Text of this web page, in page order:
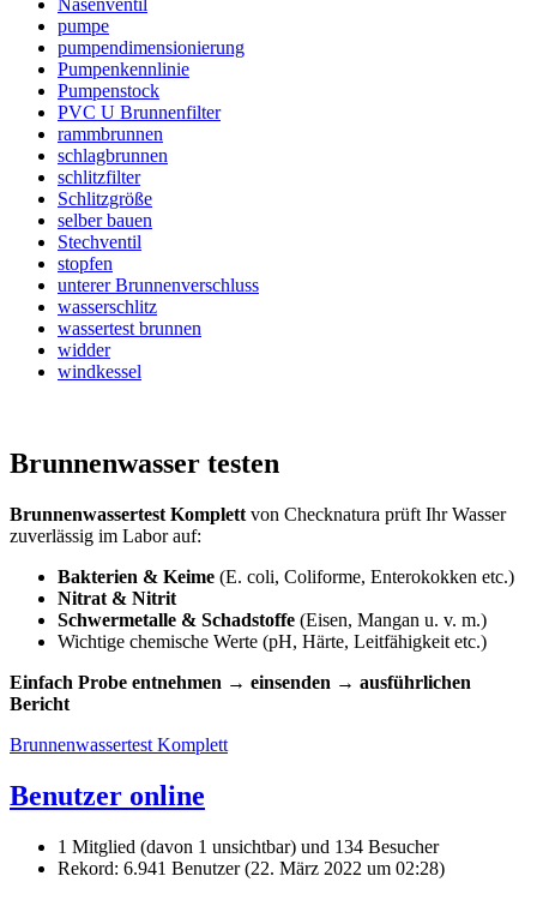
Nasenventil
pumpe
pumpendimensionierung
Pumpenkennlinie
Pumpenstock
PVC U Brunnenfilter
rammbrunnen
schlagbrunnen
schlitzfilter
Schlitzgröße
selber bauen
Stechventil
stopfen
unterer Brunnenverschluss
wasserschlitz
wassertest brunnen
widder
windkessel
Brunnenwasser testen
Brunnenwassertest Komplett von Checknatura prüft Ihr Wasser
zuverlässig im Labor auf:
Bakterien & Keime (E. coli, Coliforme, Enterokokken etc.)
Nitrat & Nitrit
Schwermetalle & Schadstoffe (Eisen, Mangan u. v. m.)
Wichtige chemische Werte (pH, Härte, Leitfähigkeit etc.)
Einfach Probe entnehmen → einsenden → ausführlichen
Bericht
Brunnenwassertest Komplett
Benutzer online
1 Mitglied (davon 1 unsichtbar) und 134 Besucher
Rekord: 6.941 Benutzer (22. März 2022 um 02:28)